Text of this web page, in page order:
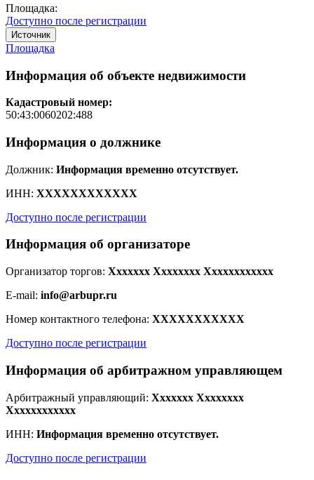
Площадка:
Доступно после регистрации
Источник
Площадка
Информация об объекте недвижимости
Кадастровый номер:
50:43:0060202:488
Информация о должнике
Должник: Информация временно отсутствует.
ИНН: XXXXXXXXXXXX
Доступно после регистрации
Информация об организаторе
Организатор торгов: Xxxxxxx Xxxxxxxx Xxxxxxxxxxxx
E-mail: info@arbupr.ru
Номер контактного телефона: XXXXXXXXXXX
Доступно после регистрации
Информация об арбитражном управляющем
Арбитражный управляющий: Xxxxxxx Xxxxxxxx
Xxxxxxxxxxxx
ИНН: Информация временно отсутствует.
Доступно после регистрации